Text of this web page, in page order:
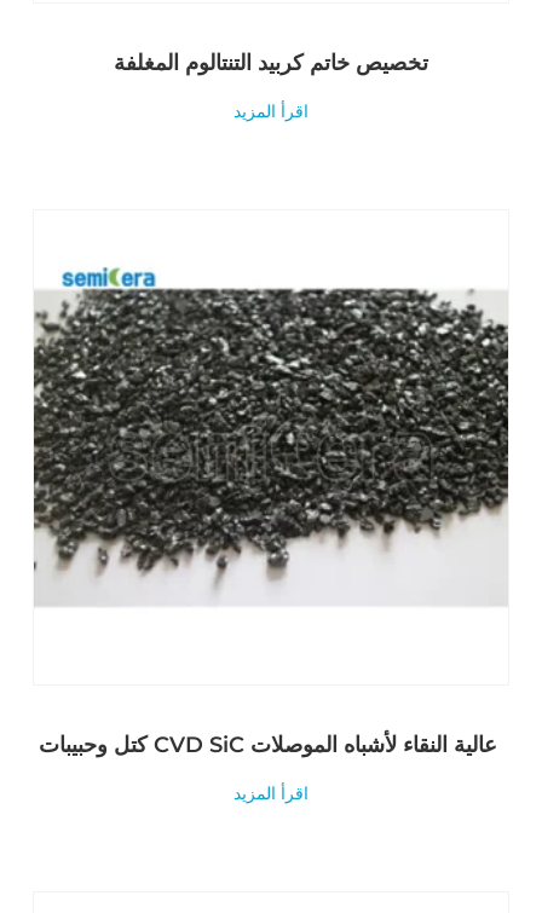
تخصيص خاتم كربيد التنتالوم المغلفة
اقرأ المزيد
اقرأ المزيد